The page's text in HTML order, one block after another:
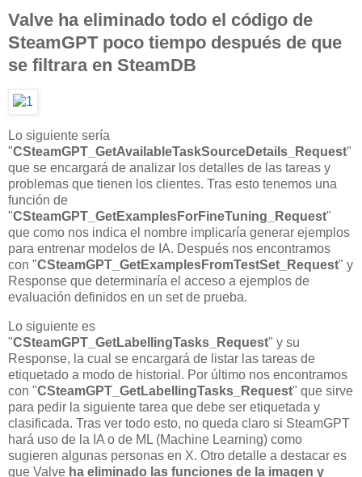
Valve ha eliminado todo el código de
SteamGPT poco tiempo después de que
se filtrara en SteamDB
Lo siguiente sería
"CSteamGPT_GetAvailableTaskSourceDetails_Request"
que se encargará de analizar los detalles de las tareas y
problemas que tienen los clientes. Tras esto tenemos una
función de
"CSteamGPT_GetExamplesForFineTuning_Request"
que como nos indica el nombre implicaría generar ejemplos
para entrenar modelos de IA. Después nos encontramos
con "CSteamGPT_GetExamplesFromTestSet_Request" y
Response que determinaría el acceso a ejemplos de
evaluación definidos en un set de prueba.
Lo siguiente es
"CSteamGPT_GetLabellingTasks_Request" y su
Response, la cual se encargará de listar las tareas de
etiquetado a modo de historial. Por último nos encontramos
con "CSteamGPT_GetLabellingTasks_Request" que sirve
para pedir la siguiente tarea que debe ser etiquetada y
clasificada. Tras ver todo esto, no queda claro si SteamGPT
hará uso de la IA o de ML (Machine Learning) como
sugieren algunas personas en X. Otro detalle a destacar es
que Valve ha eliminado las funciones de la imagen y